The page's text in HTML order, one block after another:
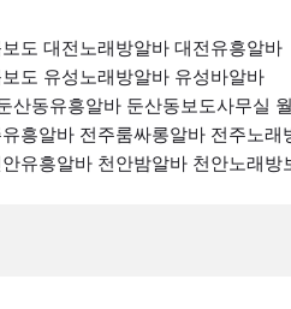
도 대전노래방알바 대전유흥알바
도 유성노래방알바 유성바알바
산동유흥알바 둔산동보도사무실
흥알바 전주룸싸롱알바 전주노래
유흥알바 천안밤알바 천안노래방